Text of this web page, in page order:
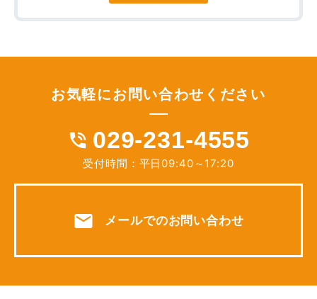
アドレス、住所等の個人情報を収集させていただくこ
●お問い合わせへの対応
●本サイト利用時の利便性の向上
２. 個人情報の第三者提供について
お気軽にお問い合わせ ください
phone_in_talk 029-231-4555
受付時間：平日09:40～17:20
mail メールでのお問い合わせ